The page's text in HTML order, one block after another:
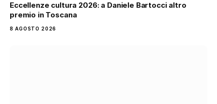
Eccellenze cultura 2026: a Daniele Bartocci altro
premio in Toscana
8 AGOSTO 2026